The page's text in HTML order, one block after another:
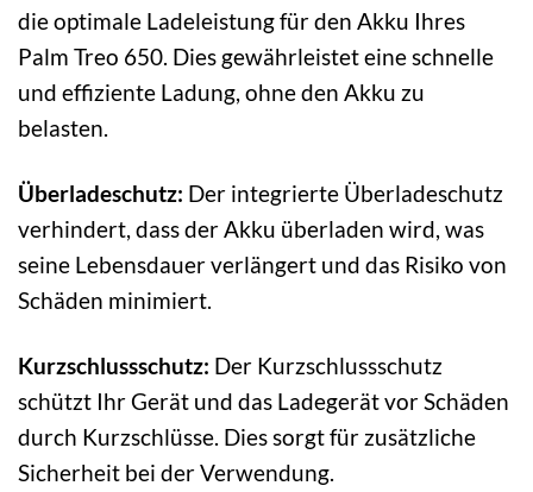
die optimale Ladeleistung für den Akku Ihres
Palm Treo 650. Dies gewährleistet eine schnelle
und effiziente Ladung, ohne den Akku zu
belasten.
Überladeschutz: Der integrierte Überladeschutz
verhindert, dass der Akku überladen wird, was
seine Lebensdauer verlängert und das Risiko von
Schäden minimiert.
Kurzschlussschutz: Der Kurzschlussschutz
schützt Ihr Gerät und das Ladegerät vor Schäden
durch Kurzschlüsse. Dies sorgt für zusätzliche
Sicherheit bei der Verwendung.